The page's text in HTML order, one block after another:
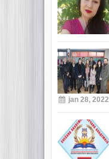
jan 28, 2022